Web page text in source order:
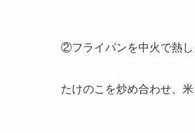
②フライパンを中火で熱し
たけのこを炒め合わせ、